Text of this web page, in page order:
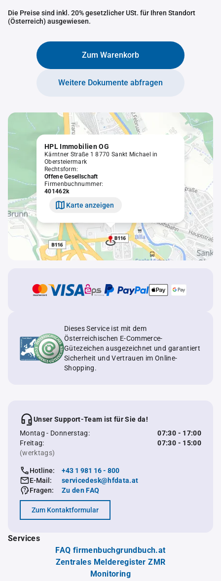
Die Preise sind inkl. 20% gesetzlicher USt. für Ihren Standort
(Österreich) ausgewiesen.
Zum Warenkorb
Weitere Dokumente abfragen
HPL Immobilien OG
Kärntner Straße 1 8770 Sankt Michael in
Obersteiermark
Rechtsform:
Offene Gesellschaft
Firmenbuchnummer:
401462k
Karte anzeigen
Dieses Service ist mit dem
Österreichischen E-Commerce-
Gütezeichen ausgezeichnet und garantiert
Sicherheit und Vertrauen im Online-
Shopping.
Unser Support-Team ist für Sie da!
Montag - Donnerstag:
07:30 - 17:00
Freitag:
07:30 - 15:00
(werktags)
Hotline:
+43 1 981 16 - 800
E-Mail:
servicedesk@hfdata.at
Fragen:
Zu den FAQ
Zum Kontaktformular
Services
FAQ firmenbuchgrundbuch.at
Zentrales Melderegister ZMR
Monitoring